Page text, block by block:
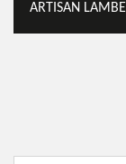
ARTISAN